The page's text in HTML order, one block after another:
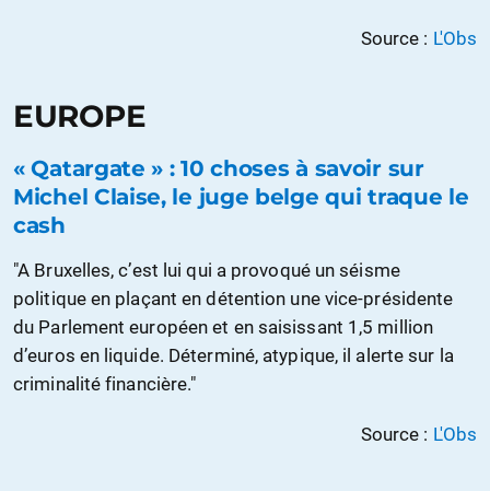
Source : L'Obs
EUROPE
« Qatargate » : 10 choses à savoir sur
Michel Claise, le juge belge qui traque le
cash
"A Bruxelles, c’est lui qui a provoqué un séisme
politique en plaçant en détention une vice-présidente
du Parlement européen et en saisissant 1,5 million
d’euros en liquide. Déterminé, atypique, il alerte sur la
criminalité financière."
Source : L'Obs